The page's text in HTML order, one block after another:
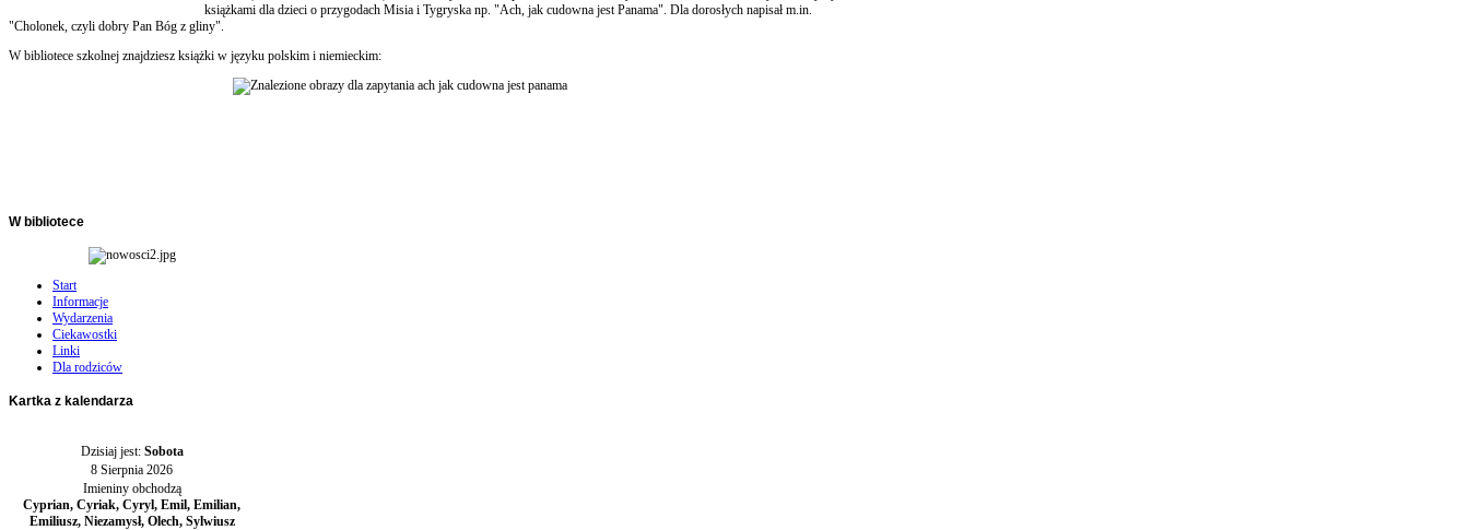
książkami dla dzieci o przygodach Misia i Tygryska np. "Ach, jak cudowna jest Panama". Dla dorosłych napisał m.in.
"Cholonek, czyli dobry Pan Bóg z gliny".
W bibliotece szkolnej znajdziesz książki w języku polskim i niemieckim:
Wbibliotece
Start
Informacje
Wydarzenia
Ciekawostki
Linki
Dla rodziców
Kartka z kalendarza
Dzisiaj jest: Sobota
8 Sierpnia 2026
Imieniny obchodzą
Cyprian, Cyriak, Cyryl, Emil, Emilian,
Emiliusz, Niezamysł, Olech, Sylwiusz